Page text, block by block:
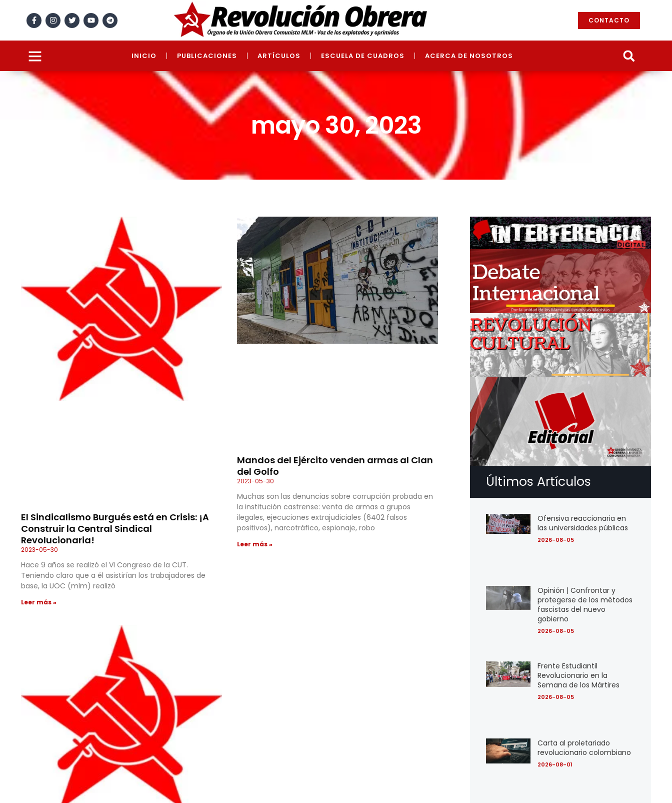
CONTACTO
INICIO PUBLICACIONES ARTÍCULOS ESCUELA DE CUADROS ACERCA DE NOSOTROS
mayo 30, 2023
El Sindicalismo Burgués está en Crisis: ¡A
Construir la Central Sindical
Revolucionaria!
2023-05-30
Hace 9 años se realizó el VI Congreso de la CUT.
Teniendo claro que a él asistirían los trabajadores de
base, la UOC (mlm) realizó
Leer más »
Mandos del Ejército venden armas al Clan
del Golfo
2023-05-30
Muchas son las denuncias sobre corrupción probada en
la institución castrense: venta de armas a grupos
ilegales, ejecuciones extrajudiciales (6402 falsos
positivos), narcotráfico, espionaje, robo
Leer más »
Últimos Artículos
Ofensiva reaccionaria en
las universidades públicas
2026-08-05
Opinión | Confrontar y
protegerse de los métodos
fascistas del nuevo
gobierno
2026-08-05
Frente Estudiantil
Revolucionario en la
Semana de los Mártires
2026-08-05
Carta al proletariado
revolucionario colombiano
2026-08-01